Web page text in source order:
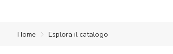
Home Esplora il catalogo